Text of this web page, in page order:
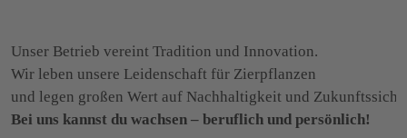
Unser Betrieb vereint Tradition und Innovation.
Wir leben unsere Leidenschaft für Zierpflanzen
Bei uns kannst du wachsen – beruflich und persönlich!